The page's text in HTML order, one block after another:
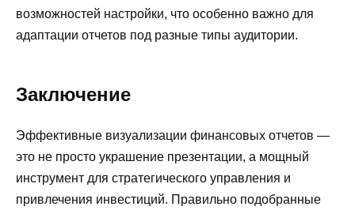
возможностей настройки, что особенно важно для
адаптации отчетов под разные типы аудитории.
Заключение
Эффективные визуализации финансовых отчетов —
это не просто украшение презентации, а мощный
инструмент для стратегического управления и
привлечения инвестиций. Правильно подобранные